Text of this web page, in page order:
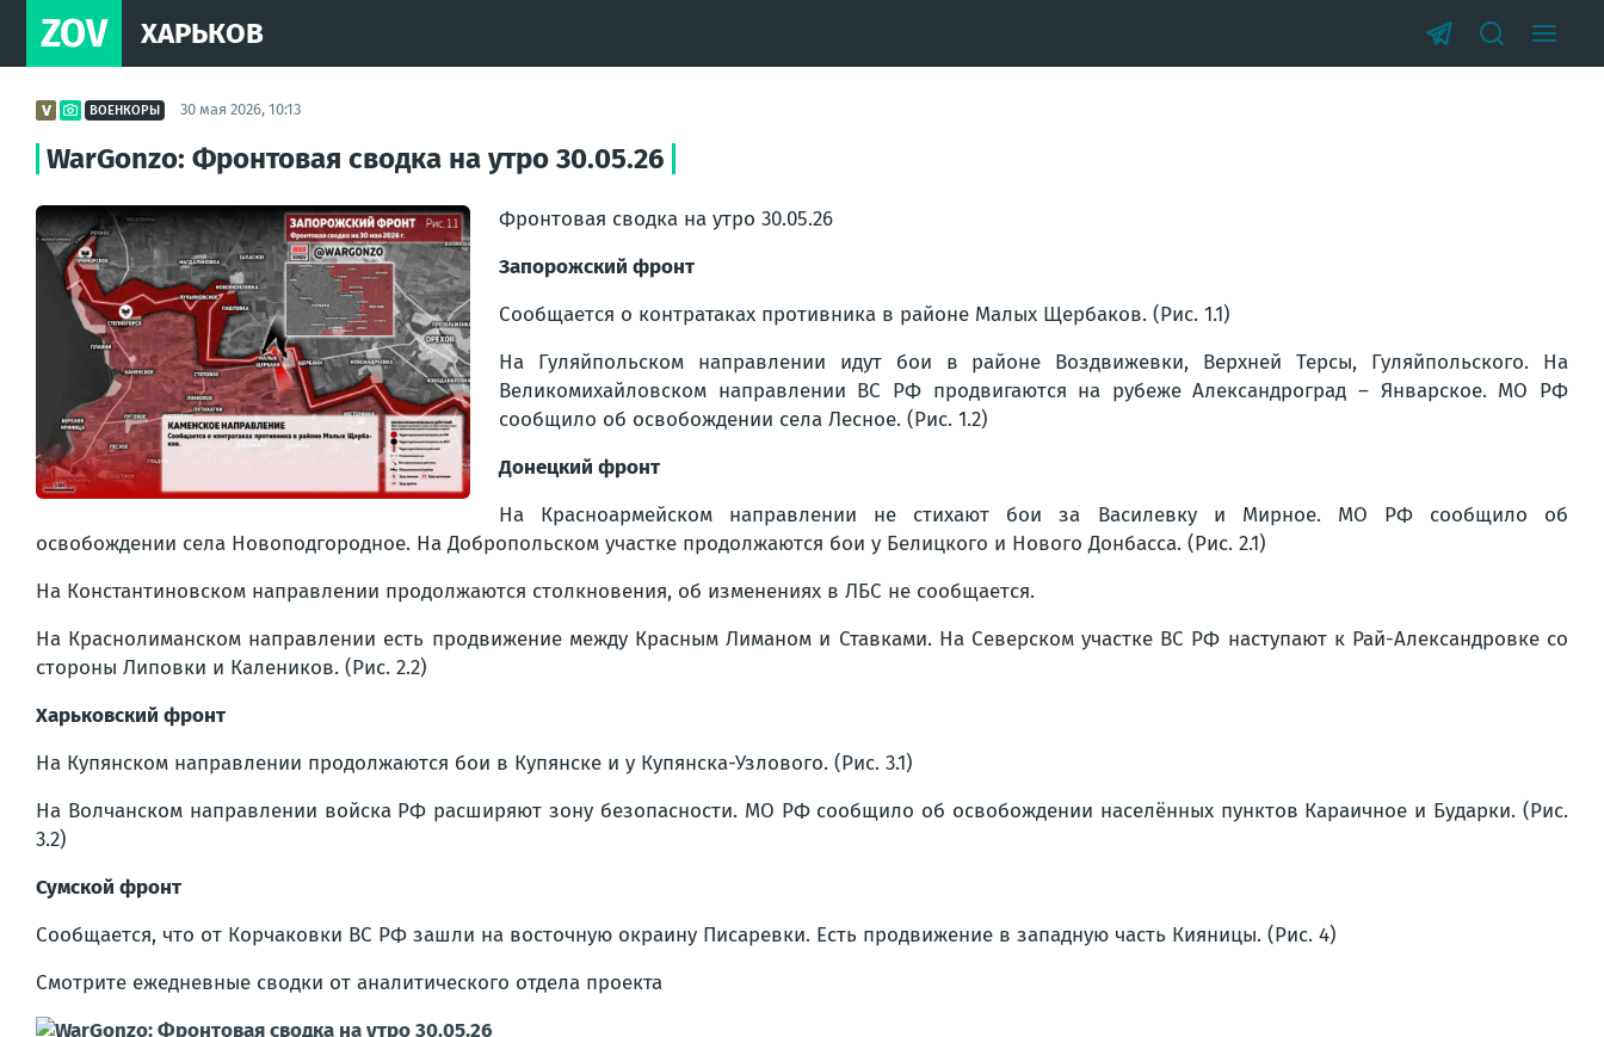
ZOV ХАРЬКОВ
ВОЕНКОРЫ 30 мая 2026, 10:13
WarGonzo: Фронтовая сводка на утро 30.05.26
Фронтовая сводка на утро 30.05.26
Запорожский фронт
Сообщается о контратаках противника в районе Малых Щербаков. (Рис. 1.1)
На Гуляйпольском направлении идут бои в районе Воздвижевки, Верхней Терсы, Гуляйпольского. На
Великомихайловском направлении ВС РФ продвигаются на рубеже Александроград – Январское. МО РФ
сообщило об освобождении села Лесное. (Рис. 1.2)
Донецкий фронт
На Красноармейском направлении не стихают бои за Василевку и Мирное. МО РФ сообщило об
освобождении села Новоподгородное. На Добропольском участке продолжаются бои у Белицкого и Нового Донбасса. (Рис. 2.1)
На Константиновском направлении продолжаются столкновения, об изменениях в ЛБС не сообщается.
На Краснолиманском направлении есть продвижение между Красным Лиманом и Ставками. На Северском участке ВС РФ наступают к Рай-Александровке со
стороны Липовки и Калеников. (Рис. 2.2)
Харьковский фронт
На Купянском направлении продолжаются бои в Купянске и у Купянска-Узлового. (Рис. 3.1)
На Волчанском направлении войска РФ расширяют зону безопасности. МО РФ сообщило об освобождении населённых пунктов Караичное и Бударки. (Рис.
3.2)
Сумской фронт
Сообщается, что от Корчаковки ВС РФ зашли на восточную окраину Писаревки. Есть продвижение в западную часть Кияницы. (Рис. 4)
Смотрите ежедневные сводки от аналитического отдела проекта